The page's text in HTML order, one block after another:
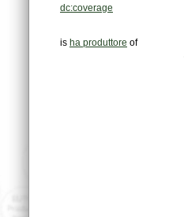
dc:coverage
is ha produttore of